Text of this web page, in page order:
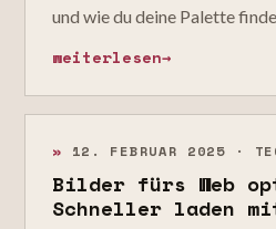
und wie du deine Palette
weiterlesen→
» 12. FEBRUAR 2025 ·
Bilder fürs Web
Schneller laden mit